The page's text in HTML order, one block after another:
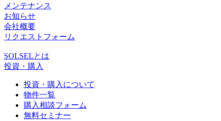
メンテナンス
お知らせ
会社概要
リクエストフォーム
SOLSELとは
投資・購入
投資・購入について
物件一覧
購入相談フォーム
無料セミナー